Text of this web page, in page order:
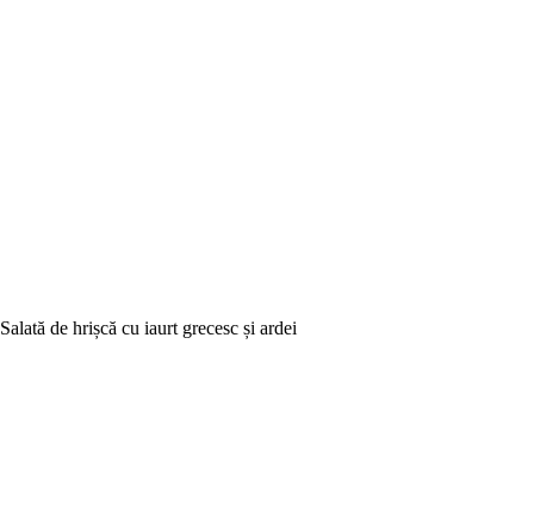
Salată de hrișcă cu iaurt grecesc și ardei